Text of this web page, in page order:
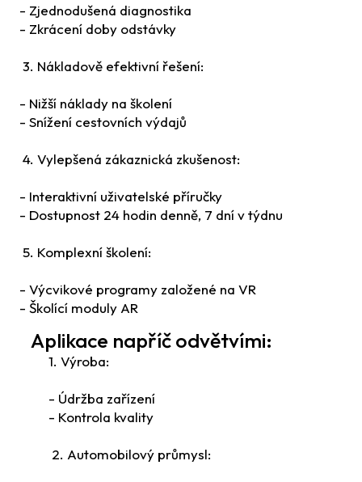
- Zjednodušená diagnostika
- Zkrácení doby odstávky
3. Nákladově efektivní řešení:
- Nižší náklady na školení
- Snížení cestovních výdajů
4. Vylepšená zákaznická zkušenost:
- Interaktivní uživatelské příručky
- Dostupnost 24 hodin denně, 7 dní v týdnu
5. Komplexní školení:
- Výcvikové programy založené na VR
- Školící moduly AR
Aplikace napříč odvětvími:
1. Výroba:
- Údržba zařízení
- Kontrola kvality
2. Automobilový průmysl: